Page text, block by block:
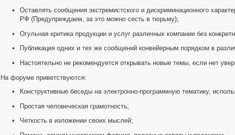
Оставлять сообщения экстремистского и дискриминационного
РФ (Предупреждаем, за это можно сесть в тюрьму);
Огульная критика продукции и услуг различных компании без
Публикация одних и тех же сообщений конвейерным порядком в
Настоятельно не рекомендуется открывать новые темы, если нет
На форуме приветствуются:
Конструктивные беседы на электронно-программную тематику,
Простая человеческая грамотность;
Четкость в изложении своих мыслей;